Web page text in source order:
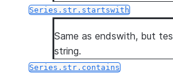
Series.str.startswith
Same as endswith, but
string.
Series.str.contains